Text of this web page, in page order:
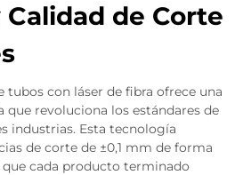
de Corte
tubos con láser de fibra ofrece una
que revoluciona los estándares de
industrias. Esta tecnología
de corte de ±0,1 mm de forma
cada producto terminado